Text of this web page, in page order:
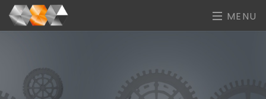
MENU